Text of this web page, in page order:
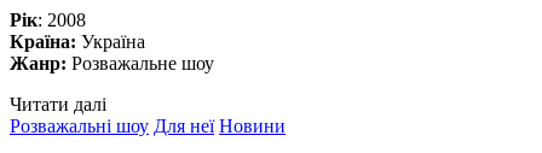
Рік: 2008
Країна: Україна
Жанр: Розважальне шоу
Читати далі
Розважальні шоу Для неї Новини